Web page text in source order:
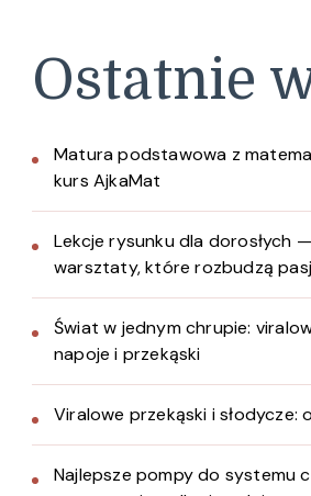
Ostatnie
Matura podstawowa z
kurs AjkaMat
Lekcje rysunku dla dorosłych
warsztaty, które rozbudzą
Świat w jednym chrupie:
napoje i przekąski
Viralowe przekąski i słodycze:
Najlepsze pompy do systemu